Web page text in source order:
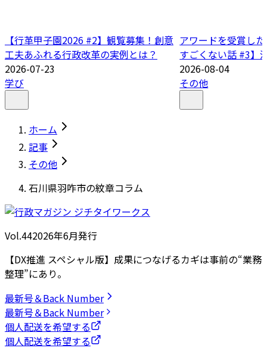
【行革甲子園2026 #2】観覧募集！創意
工夫あふれる行政改革の実例とは？
2026-07-23
学び
アワードを受賞し
すごくない話 #3】
2026-08-04
その他
ホーム
記事
その他
石川県羽咋市の紋章コラム
Vol.442026年6月発行
【DX推進 スペシャル版】成果につなげるカギは事前の“業務
整理”にあり。
最新号＆Back Number
最新号＆Back Number
個人配送を希望する
個人配送を希望する